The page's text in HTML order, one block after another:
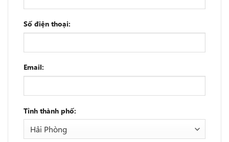
Số điện thoại:
Email:
Tỉnh thành phố: